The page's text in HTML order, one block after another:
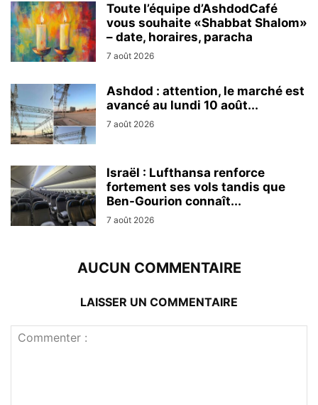
Toute l’équipe d’AshdodCafé
vous souhaite «Shabbat Shalom»
– date, horaires, paracha
7 août 2026
Ashdod : attention, le marché est
avancé au lundi 10 août...
7 août 2026
Israël : Lufthansa renforce
fortement ses vols tandis que
Ben-Gourion connaît...
7 août 2026
AUCUN COMMENTAIRE
LAISSER UN COMMENTAIRE